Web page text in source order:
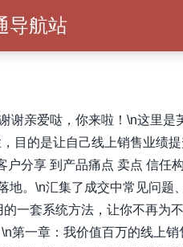
导航站
谢亲爱哒，你来啦！\n这里是
目的是让自己线上销售业绩
分享 到产品痛点 卖点 信任
地。\n汇集了成交中常见问题
一套系统方法，让你不再为
第一章：我价值百万的线上销